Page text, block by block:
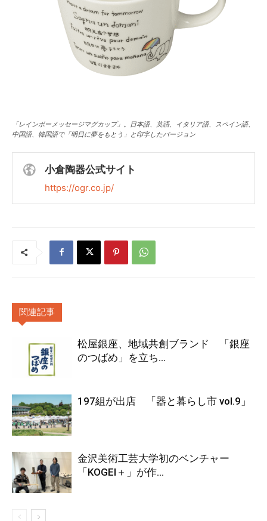
「レインボーメッセージマグカップ」。日本語、英語、イタリア語、スペイン語、
中国語、韓国語で「明日に夢をもとう」と印字したバージョン
小倉陶器公式サイト
https://ogr.co.jp/
関連記事
松屋銀座、地域共創ブランド 「銀座
のつばめ」を立ち...
197組が出店 「器と暮らし市 vol.9」
金沢美術工芸大学初のベンチャー
「KOGEI＋」が作...